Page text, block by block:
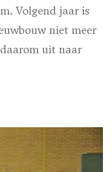
Volgend jaar is
niet meer
uit naar